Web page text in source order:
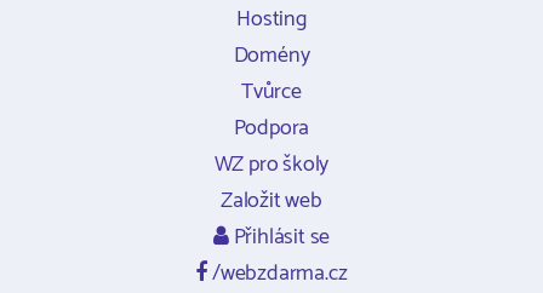
Hosting
Domény
Tvůrce
Podpora
WZ pro školy
Založit web
Přihlásit se
/webzdarma.cz